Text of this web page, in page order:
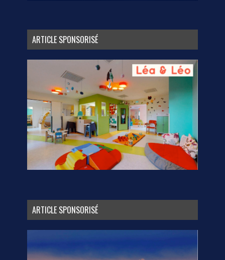
ARTICLE SPONSORISÉ
ARTICLE SPONSORISÉ